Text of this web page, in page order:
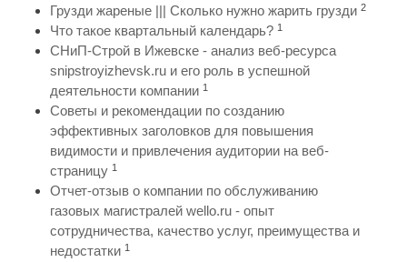
Грузди жареные ||| Сколько нужно жарить грузди 2
Что такое квартальный календарь? 1
СНиП-Строй в Ижевске - анализ веб-ресурса
snipstroyizhevsk.ru и его роль в успешной
деятельности компании 1
Советы и рекомендации по созданию
эффективных заголовков для повышения
видимости и привлечения аудитории на веб-
страницу 1
Отчет-отзыв о компании по обслуживанию
газовых магистралей wello.ru - опыт
сотрудничества, качество услуг, преимущества и
недостатки 1